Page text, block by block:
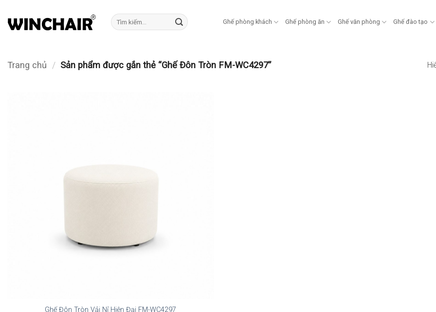
qua
Tìm
kiếm:
Ghế phòng khách Ghế phòng ăn Ghế văn phòng Ghế đào tạo
Trang chủ / Sản phẩm được gắn thẻ “Ghế Đôn Tròn FM-WC4297”
Ghế Đôn Tròn Vải Nỉ Hiện Đại FM-WC4297